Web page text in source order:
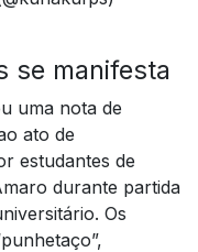
se manifesta
uma nota de
ato de
estudantes de
durante partida
Os